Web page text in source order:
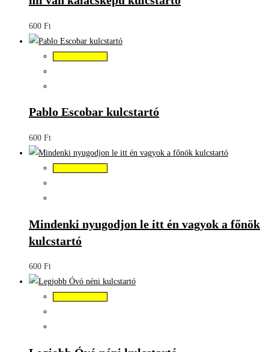
600 Ft
Pablo Escobar kulcstartó
600 Ft
Mindenki nyugodjon le itt én vagyok a főnök
kulcstartó
600 Ft